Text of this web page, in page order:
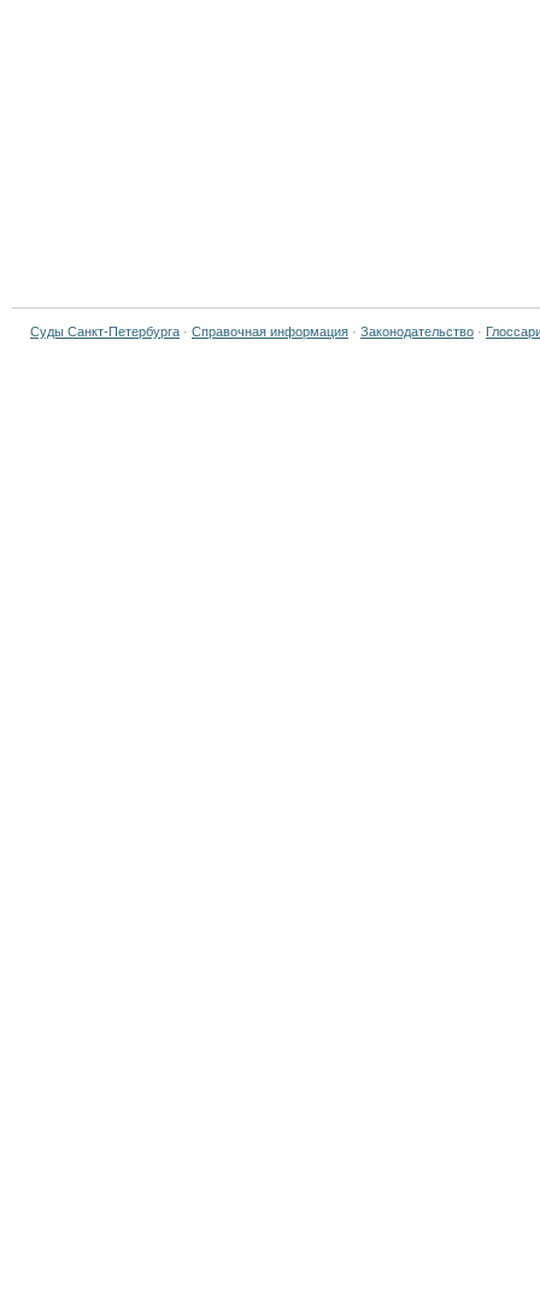
Суды Санкт-Петербурга · Справочная информация · Законодательство ·